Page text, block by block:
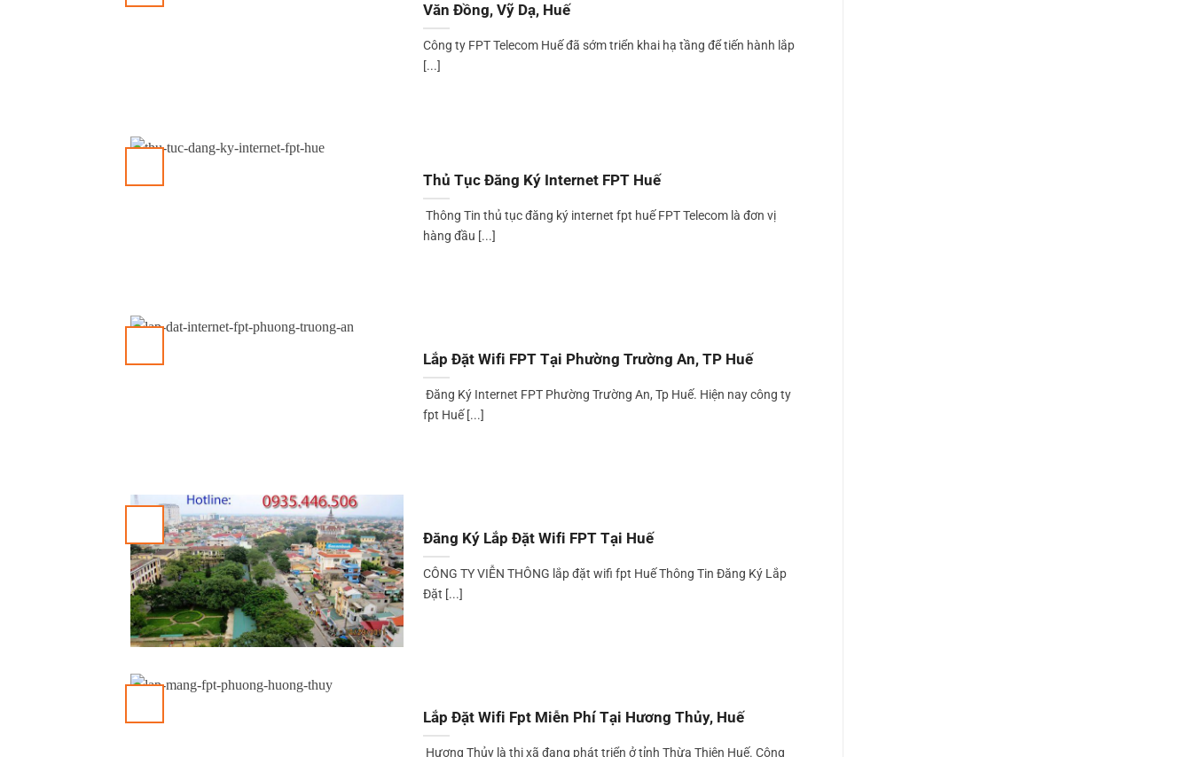
Văn Đồng, Vỹ Dạ, Huế
Công ty FPT Telecom Huế đã sớm triển khai hạ tầng để tiến hành lắp
[...]
Thủ Tục Đăng Ký Internet FPT Huế
Thông Tin thủ tục đăng ký internet fpt huế FPT Telecom là đơn vị
hàng đầu [...]
Lắp Đặt Wifi FPT Tại Phường Trường An, TP Huế
Đăng Ký Internet FPT Phường Trường An, Tp Huế. Hiện nay công ty
fpt Huế [...]
Đăng Ký Lắp Đặt Wifi FPT Tại Huế
CÔNG TY VIỄN THÔNG lắp đặt wifi fpt Huế Thông Tin Đăng Ký Lắp
Đặt [...]
Lắp Đặt Wifi Fpt Miễn Phí Tại Hương Thủy, Huế
Hương Thủy là thị xã đang phát triển ở tỉnh Thừa Thiên Huế. Công